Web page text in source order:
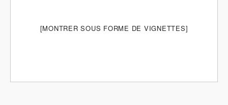
[MONTRER SOUS FORME DE VIGNETTES]